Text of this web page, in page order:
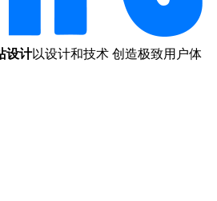
设计以设计和技术 创造极致用户体